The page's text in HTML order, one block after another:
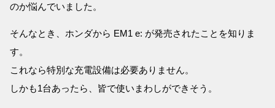
のか悩んでいました。
そんなとき、ホンダから EM1 e: が発売されたことを知りま
す。
これなら特別な充電設備は必要ありません。
しかも1台あったら、皆で使いまわしができそう。